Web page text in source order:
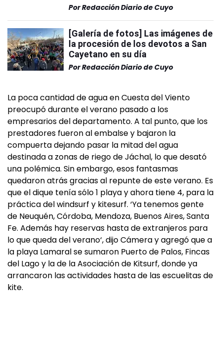
PorRedacción Diario de Cuyo
[Galería de fotos] Las imágenes de
la procesión de los devotos a San
Cayetano en su día
PorRedacción Diario de Cuyo
La poca cantidad de agua en Cuesta del Viento
preocupó durante el verano pasado a los
empresarios del departamento. A tal punto, que los
prestadores fueron al embalse y bajaron la
compuerta dejando pasar la mitad del agua
destinada a zonas de riego de Jáchal, lo que desató
una polémica. Sin embargo, esos fantasmas
quedaron atrás gracias al repunte de este verano. Es
que el dique tenía sólo 1 playa y ahora tiene 4, para la
práctica del windsurf y kitesurf. ‘Ya tenemos gente
de Neuquén, Córdoba, Mendoza, Buenos Aires, Santa
Fe. Además hay reservas hasta de extranjeros para
lo que queda del verano‘, dijo Cámera y agregó que a
la playa Lamaral se sumaron Puerto de Palos, Fincas
del Lago y la de la Asociación de Kitsurf, donde ya
arrancaron las actividades hasta de las escuelitas de
kite.